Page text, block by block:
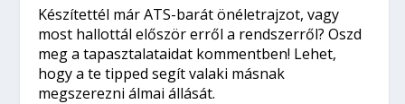
Készítettél már ATS-barát önéletrajzot, vagy
most hallottál először erről a rendszerről? Oszd
meg a tapasztalataidat kommentben! Lehet,
hogy a te tipped segít valaki másnak
megszerezni álmai állását.